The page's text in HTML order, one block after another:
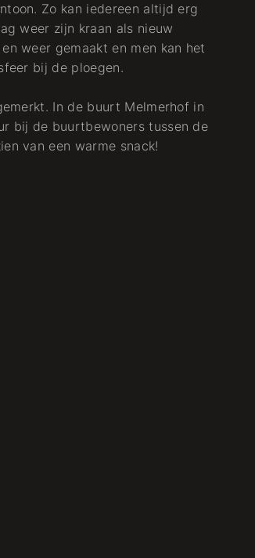
Zo kan iedereen altijd erg
weer zijn kraan als nieuw
weer gemaakt en men kan het
bij de ploegen.
In de buurt Melmerhof in
bij de buurtbewoners tussen de
van een warme snack!